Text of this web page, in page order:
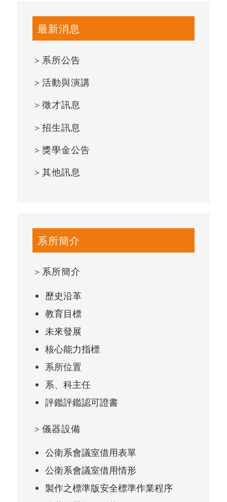
最新消息
＞ 系所公告
＞ 活動與演講
＞ 徵才訊息
＞ 招生訊息
＞ 獎學金公告
＞ 其他訊息
系所簡介
＞ 系所簡介
歷史沿革
教育目標
未來發展
核心能力指標
系所位置
系、科主任
評鑑評鑑認可證書
＞ 儀器設備
公衛系會議室借用表單
公衛系會議室借用情形
製作之標準版安全標準作業程序